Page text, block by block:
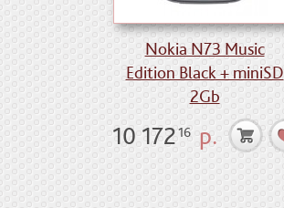
Nokia N73 Music
Edition Black + miniSD
2Gb
10 17216 р.